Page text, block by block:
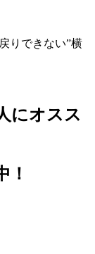
りできない”横
にオスス
！